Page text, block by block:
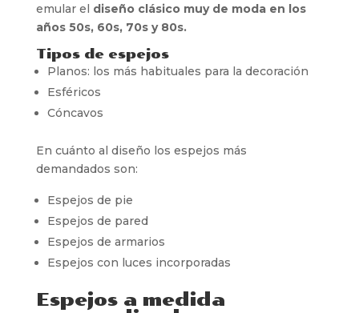
emular el diseño clásico muy de moda en los
años 50s, 60s, 70s y 80s.
Tipos de espejos
Planos: los más habituales para la decoración
Esféricos
Cóncavos
En cuánto al diseño los espejos más
demandados son:
Espejos de pie
Espejos de pared
Espejos de armarios
Espejos con luces incorporadas
Espejos a medida